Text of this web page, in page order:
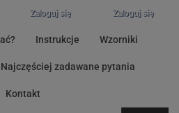
Zaloguj się
Zaloguj się
Instrukcje Wzorniki
Najczęściej zadawane pytania
Kontakt